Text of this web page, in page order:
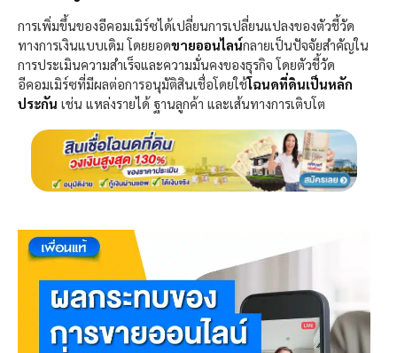
การเพิ่มขึ้นของอีคอมเมิร์ซได้เปลี่ยนการเปลี่ยนแปลงของตัวชี้วัด
ทางการเงินแบบเดิม โดยยอดขายออนไลน์กลายเป็นปัจจัยสำคัญใน
การประเมินความสำเร็จและความมั่นคงของธุรกิจโดยตัวชี้วัด
อีคอมเมิร์ซที่มีผลต่อการอนุมัติสินเชื่อโดยใช้โฉนดที่ดินเป็นหลัก
ประกัน เช่น แหล่งรายได้ ฐานลูกค้า และเส้นทางการเติบโต